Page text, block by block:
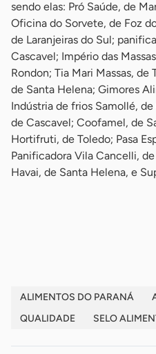
sendo elas: Pró Saúde, de
Oficina do Sorvete, de Foz
de Laranjeiras do Sul;
Cascavel; Império das
Rondon; Tia Mari Massas,
de Santa Helena; Gimores
Indústria de frios Samollé,
de Cascavel; Coofamel, de
Hortifruti, de Toledo; Pasa
Panificadora Vila Cancelli,
Havai, de Santa Helena, e
ALIMENTOS DO PARANÁ
QUALIDADE
SELO